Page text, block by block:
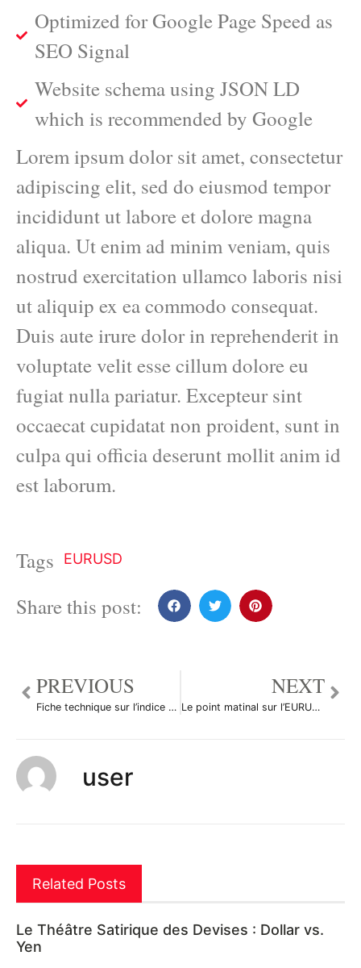
Optimized for Google Page Speed as
SEO Signal
Website schema using JSON LD
which is recommended by Google
Lorem ipsum dolor sit amet, consectetur
adipiscing elit, sed do eiusmod tempor
incididunt ut labore et dolore magna
aliqua. Ut enim ad minim veniam, quis
nostrud exercitation ullamco laboris nisi
ut aliquip ex ea commodo consequat.
Duis aute irure dolor in reprehenderit in
voluptate velit esse cillum dolore eu
fugiat nulla pariatur. Excepteur sint
occaecat cupidatat non proident, sunt in
culpa qui officia deserunt mollit anim id
est laborum.
Tags EURUSD
Share this post:
PREVIOUS
Fiche technique sur l’indice Case-Shiller
NEXT
Le point matinal sur l’EURUSD du 5 juillet 2012
user
Related Posts
Le Théâtre Satirique des Devises : Dollar vs.
Yen